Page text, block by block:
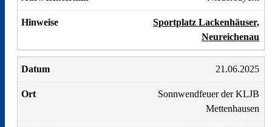
Sportplatz Lackenhäuser,
Neureichenau
21.06.2025
Sonnwendfeuer der KLJB
Mettenhausen